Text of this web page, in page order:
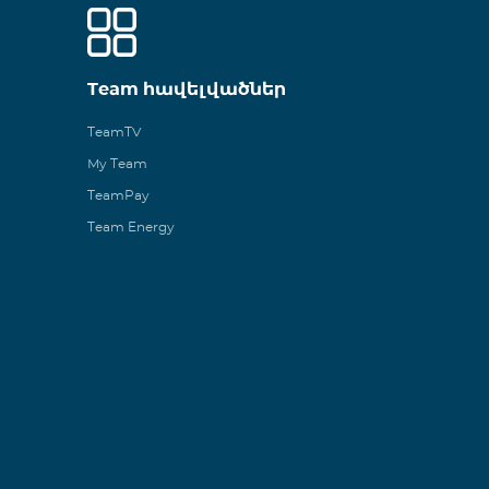
Team հավելվածներ
TeamTV
My Team
TeamPay
Team Energy